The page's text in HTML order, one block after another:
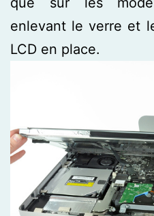
enlevant le verre et
LCD en place.